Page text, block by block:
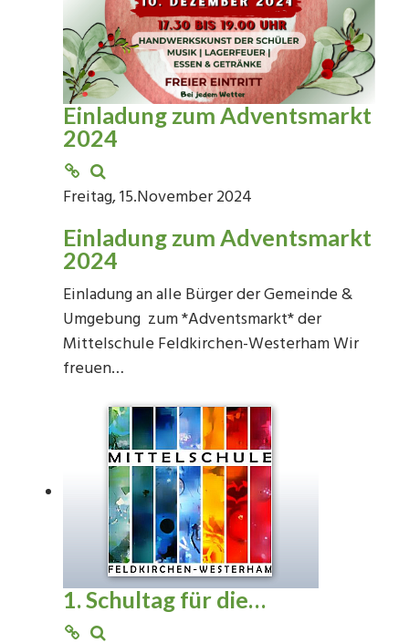
Einladung zum Adventsmarkt
2024
Freitag, 15.November 2024
Einladung zum Adventsmarkt
2024
Einladung an alle Bürger der Gemeinde &
Umgebung zum *Adventsmarkt* der
Mittelschule Feldkirchen-Westerham Wir
freuen…
1. Schultag für die…